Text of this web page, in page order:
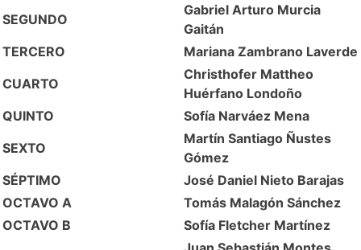
SEGUNDO
Gabriel Arturo Murcia
Gaitán
TERCERO
Mariana Zambrano Laverde
CUARTO
Christhofer Mattheo
Huérfano Londoño
QUINTO
Sofía Narváez Mena
SEXTO
Martín Santiago Ñustes
Gómez
SÉPTIMO
José Daniel Nieto Barajas
OCTAVO A
Tomás Malagón Sánchez
OCTAVO B
Sofía Fletcher Martínez